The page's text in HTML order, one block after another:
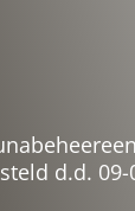
d.d. 09-